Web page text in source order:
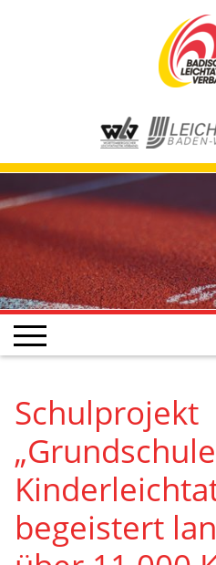
Schulprojekt
begeistert